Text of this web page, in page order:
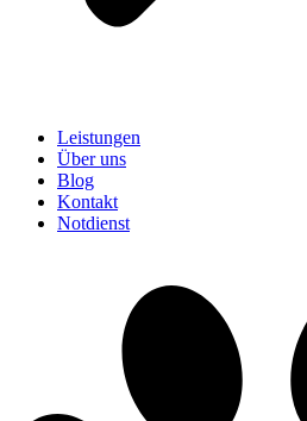
Leistungen
Über uns
Blog
Kontakt
Notdienst